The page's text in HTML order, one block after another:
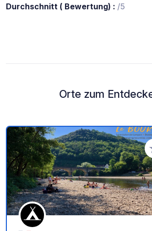
Durchschnitt ( Bewertung) : /5
Orte zum